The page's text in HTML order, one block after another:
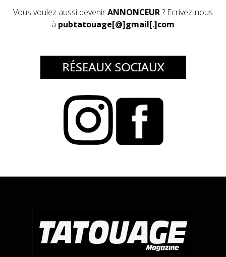
Vous voulez aussi devenirANNONCEUR? Ecrivez-nous
à pubtatouage[@]gmail[.]com